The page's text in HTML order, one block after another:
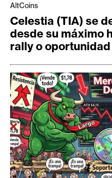
AltCoins
Celestia (TIA) se
desde su máximo
rally o